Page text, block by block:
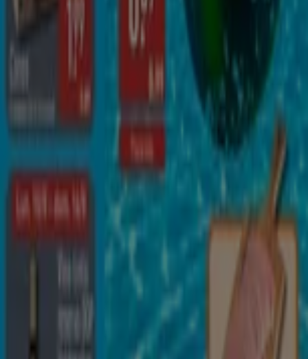
ALDI
¡Qué poco cuesta comprar bien!
Caduca el 9/8
Anticipado
ALDI
Qué poco cuesta comprar bien
Caduca el 16/8 541 m - Las Chafiras
Otros negocios de Hiper-
Supermercados en Las Chafiras
ALDI